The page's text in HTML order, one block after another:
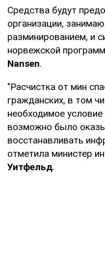
Средства будут
организации,
разминированием, и
норвежской
Nansen.
"Расчистка от мин
гражданских, в том
необходимое
возможно было
восстанавливать
отметила министер
Уитфельд.